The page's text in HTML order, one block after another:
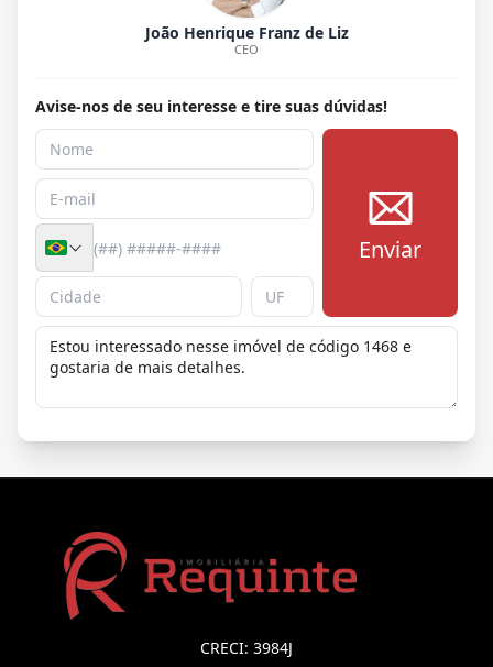
João Henrique Franz de Liz
CEO
Avise-nos de seu interesse e tire suas dúvidas!
Enviar
CRECI: 3984J